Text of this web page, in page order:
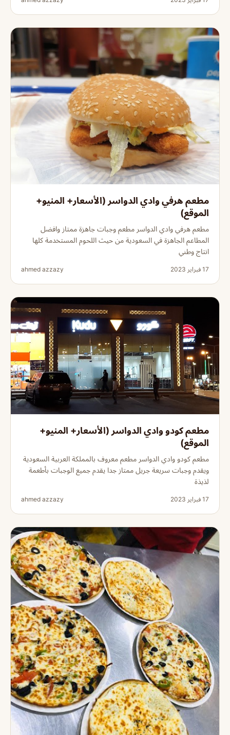
مطعم هرفي وادي الدواسر (الأسعار+ المنيو+
الموقع)
مطعم هرفي وادي الدواسر مطعم وجبات جاهزة ممتاز وافضل
المطاعم الجاهزة في السعودية من حيث اللحوم المستخدمة كلها
انتاج وطني
17 فبراير 2023 ahmed azzazy
مطعم كودو وادي الدواسر (الأسعار+ المنيو+
الموقع)
مطعم كودو وادي الدواسر مطعم معروف بالمملكة العربية السعودية
ويقدم وجبات سريعة جريل ممتاز جدا يقدم جميع الوجبات بأطعمة
لذيذة
17 فبراير 2023 ahmed azzazy